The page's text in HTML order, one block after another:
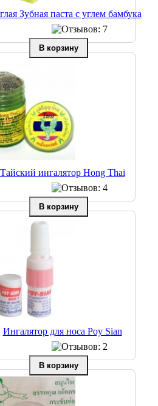
Зубная паста с углем бамбука
Тайский ингалятор Hong Thai
Ингалятор для носа Poy Sian